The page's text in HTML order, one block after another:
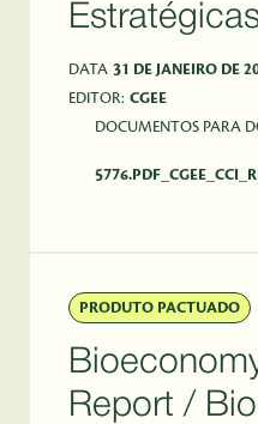
DATA 31 DE JANEIRO DE
EDITOR: CGEE
DOCUMENTOS PARA
PRODUTO PACTUADO
Report /